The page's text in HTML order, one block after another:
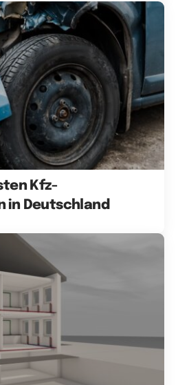
Kfz-
in Deutschland